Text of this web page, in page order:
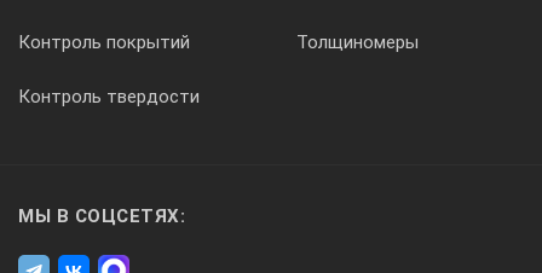
Контроль покрытий Толщиномеры
Контроль твердости
МЫ В СОЦСЕТЯХ: